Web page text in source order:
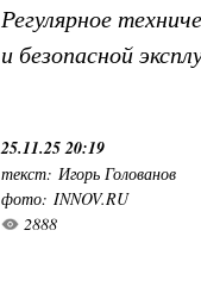
Регулярное
и безопасной
25.11.25 20:19
текст: Игорь Голованов
фото: INNOV.RU
2888